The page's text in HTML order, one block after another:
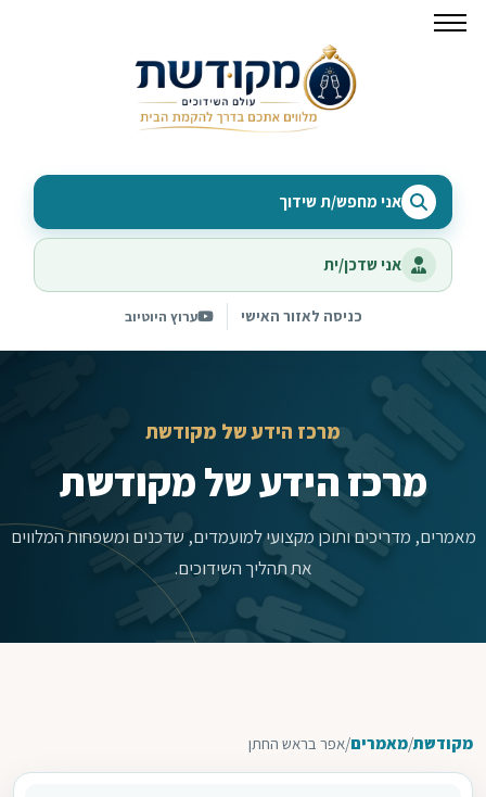
אני מחפש/ת שידוך
אני שדכן/ית
כניסה לאזור האישי ערוץ היוטיוב
מרכז הידע של מקודשת
מרכז הידע של מקודשת
מאמרים, מדריכים ותוכן מקצועי למועמדים, שדכנים ומשפחות המלווים
את תהליך השידוכים.
מקודשת/מאמרים/אפר בראש החתן